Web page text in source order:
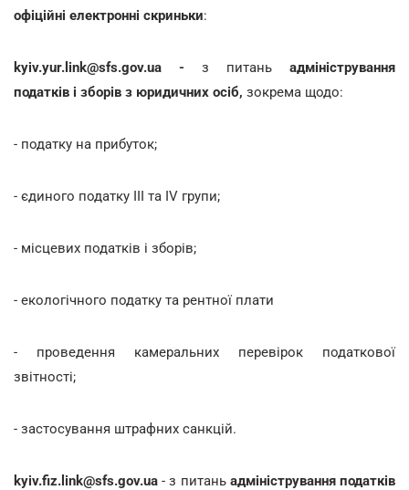
офіційні електронні скриньки:
kyiv.yur.link@sfs.gov.ua - з питань адміністрування
податків і зборів з юридичних осіб, зокрема щодо:
- податку на прибуток;
- єдиного податку ІІІ та IV групи;
- місцевих податків і зборів;
- екологічного податку та рентної плати
- проведення камеральних перевірок податкової
звітності;
- застосування штрафних санкцій.
kyiv.fiz.link@sfs.gov.ua - з питань адміністрування податків